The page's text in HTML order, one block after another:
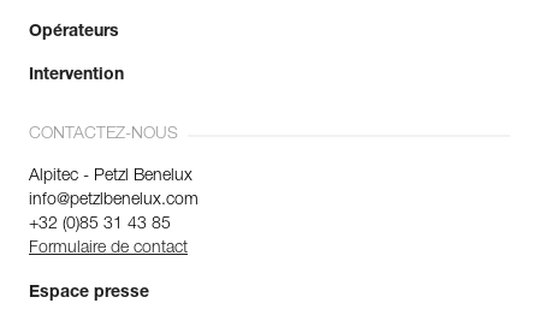
Opérateurs
Intervention
CONTACTEZ-NOUS
Alpitec - Petzl Benelux
info@petzlbenelux.com
+32 (0)85 31 43 85
Formulaire de contact
Espace presse